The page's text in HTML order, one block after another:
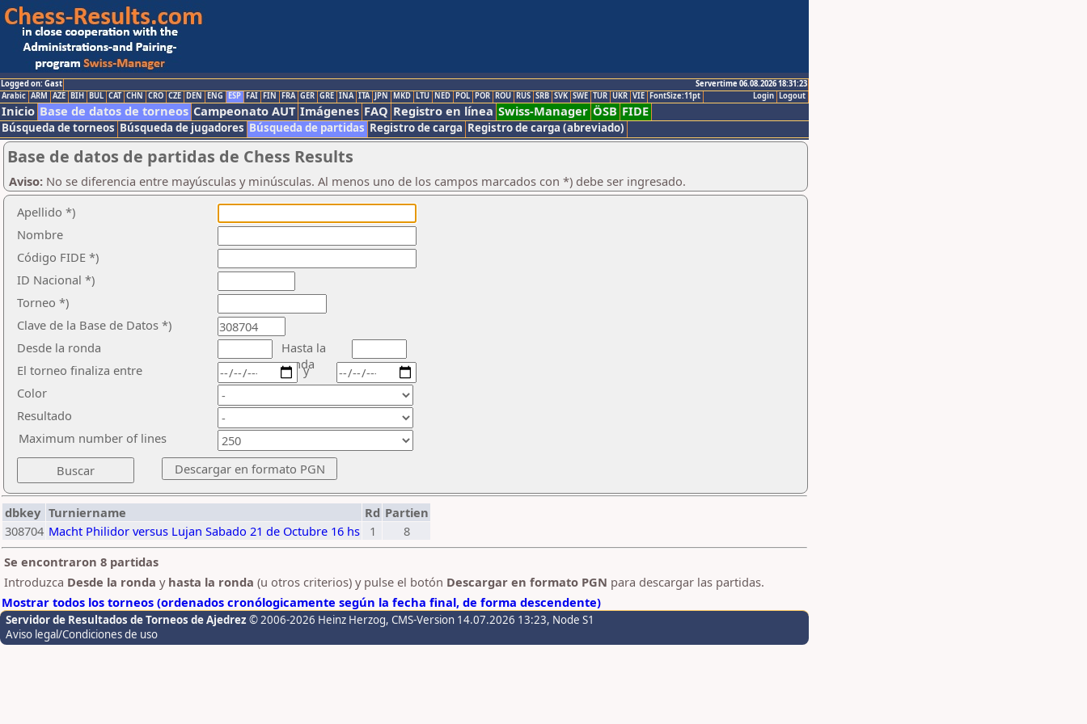
Logged on: Gast
Servertime 06.08.2026 18:31:23
Logout
Login
Arabic ARM AZE BIH BUL CAT CHN CRO CZE DEN ENG ESP FAI FIN FRA GER GRE INA ITA JPN MKD LTU NED POL POR ROU RUS SRB SVK SWE TUR UKR VIE FontSize:11pt
Inicio Base de datos de torneos Campeonato AUT Imágenes FAQ Registro en línea Swiss-Manager ÖSB FIDE
Búsqueda de torneos Búsqueda de jugadores Búsqueda de partidas Registro de carga Registro de carga (abreviado)
Base de datos de partidas de Chess Results
Aviso: No se diferencia entre mayúsculas y minúsculas. Al menos uno de los campos marcados con *) debe ser ingresado.
Apellido *)
Nombre
Código FIDE *)
ID Nacional *)
Torneo *)
Clave de la Base de Datos *)
Desde la ronda
Hasta la
ronda
El torneo finaliza entre
Color
Resultado
y
Maximum number of lines
dbkey Turniername Rd Partien
308704 Macht Philidor versus Lujan Sabado 21 de Octubre 16 hs 1
8
Se encontraron 8 partidas
Introduzca Desde la ronda y hasta la ronda (u otros criterios) y pulse el botón Descargar en formato PGN para descargar las partidas.
Mostrar todos los torneos (ordenados cronólogicamente según la fecha final, de forma descendente)
Servidor de Resultados de Torneos de Ajedrez © 2006-2026 Heinz Herzog, CMS-Version 14.07.2026 13:23, Node S1
Aviso legal/Condiciones de uso